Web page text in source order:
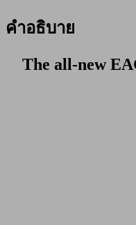
คำอธิบาย
The all-new